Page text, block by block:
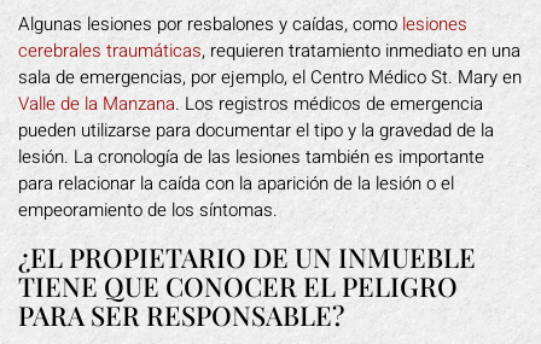
Algunas lesiones por resbalones y caídas, como lesiones
cerebrales traumáticas, requieren tratamiento inmediato en una
sala de emergencias, por ejemplo, el Centro Médico St. Mary en
Valle de la Manzana. Los registros médicos de emergencia
pueden utilizarse para documentar el tipo y la gravedad de la
lesión. La cronología de las lesiones también es importante
para relacionar la caída con la aparición de la lesión o el
empeoramiento de los síntomas.
¿EL PROPIETARIO DE UN INMUEBLE
TIENE QUE CONOCER EL PELIGRO
PARA SER RESPONSABLE?